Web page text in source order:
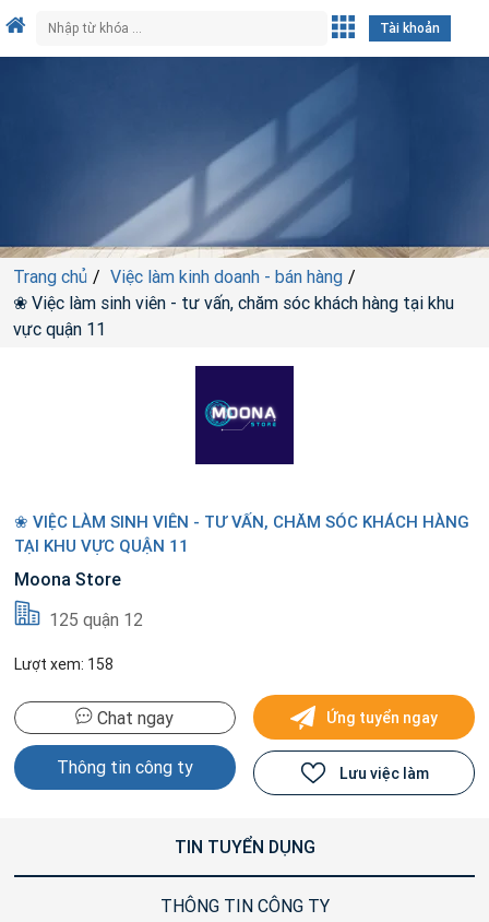
Tài khoản
Trang chủ
Việc làm kinh doanh - bán hàng
❀ Việc làm sinh viên - tư vấn, chăm sóc khách hàng tại khu
vực quận 11
❀ VIỆC LÀM SINH VIÊN - TƯ VẤN, CHĂM SÓC KHÁCH HÀNG
TẠI KHU VỰC QUẬN 11
Moona Store
125 quận 12
Lượt xem: 158
Chat ngay
Thông tin công ty
Ứng tuyển ngay
Lưu việc làm
TIN TUYỂN DỤNG
THÔNG TIN CÔNG TY